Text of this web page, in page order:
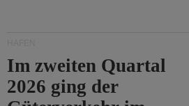
Im zweiten Quartal
2026 ging der